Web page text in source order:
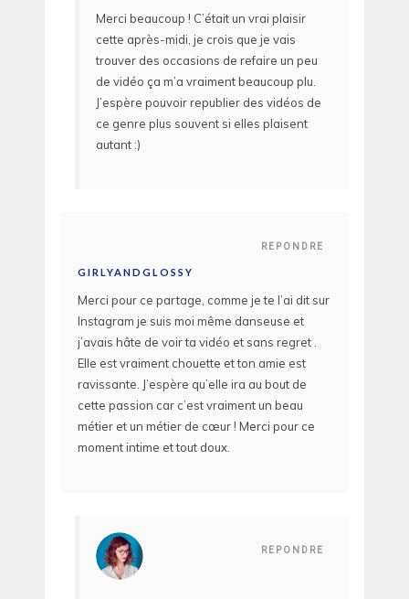
Merci beaucoup ! C’était un vrai plaisir
cette après-midi, je crois que je vais
trouver des occasions de refaire un peu
de vidéo ça m’a vraiment beaucoup plu.
J’espère pouvoir republier des vidéos de
ce genre plus souvent si elles plaisent
autant :)
REPONDRE
GIRLYANDGLOSSY
Merci pour ce partage, comme je te l’ai dit sur
Instagram je suis moi même danseuse et
j’avais hâte de voir ta vidéo et sans regret .
Elle est vraiment chouette et ton amie est
ravissante. J’espère qu’elle ira au bout de
cette passion car c’est vraiment un beau
métier et un métier de cœur ! Merci pour ce
moment intime et tout doux.
REPONDRE